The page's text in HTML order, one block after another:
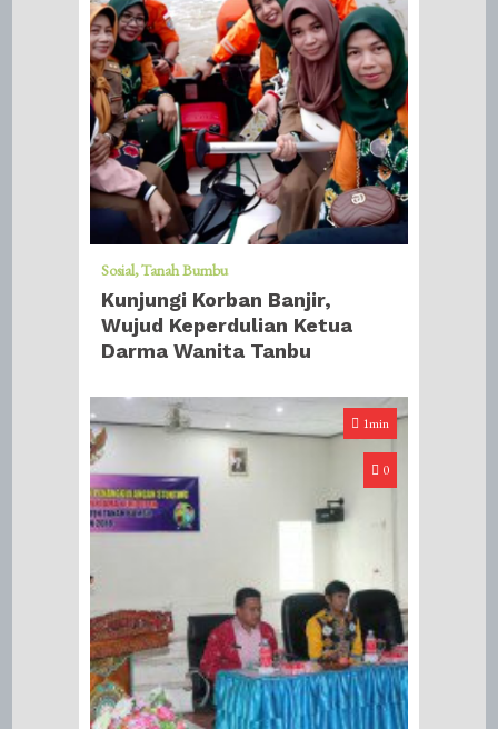
Sosial Tanah Bumbu
Kunjungi Korban Banjir,
Wujud Keperdulian Ketua
Darma Wanita Tanbu
1min
0